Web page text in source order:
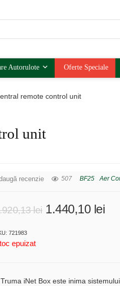
Autorulote Oferte Speciale
remote control unit
unit
recenzie 507 BF25 Aer
lei Prețul
1.440,10 lei
721983
epuizat
iNet Box este inima